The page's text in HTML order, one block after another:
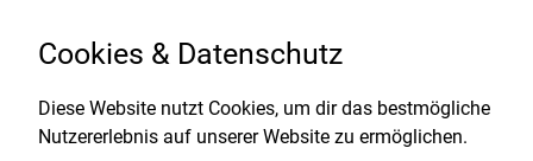
WIDERRUFSBELEHRUNG
IMPRESSUM
Gefördert durch:
Cookies & Datenschutz
Diese Website nutzt Cookies, um dir das bestmögliche
Nutzererlebnis auf unserer Website zu ermöglichen.